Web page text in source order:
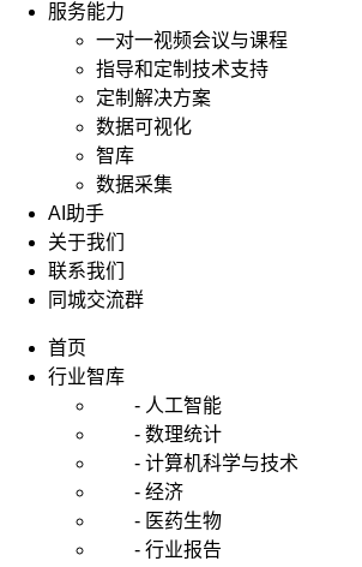
服务能力
一对一视频会议与课程
指导和定制技术支持
定制解决方案
数据可视化
智库
数据采集
AI助手
关于我们
联系我们
同城交流群
首页
行业智库
- 人工智能
- 数理统计
- 计算机科学与技术
- 经济
- 医药生物
- 行业报告